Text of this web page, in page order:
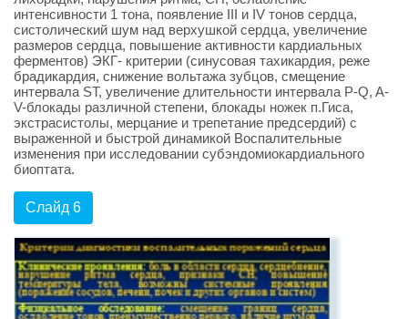
интенсивности 1 тона, появление III и IV тонов сердца,
систолический шум над верхушкой сердца, увеличение
размеров сердца, повышение активности кардиальных
ферментов) ЭКГ- критерии (синусовая тахикардия, реже
брадикардия, снижение вольтажа зубцов, смещение
интервала ST, увеличение длительности интервала P-Q, A-
V-блокады различной степени, блокады ножек п.Гиса,
экстрасистолы, мерцание и трепетание предсердий) с
выраженной и быстрой динамикой Воспалительные
изменения при исследовании субэндомиокардиального
биоптата.
Слайд 6